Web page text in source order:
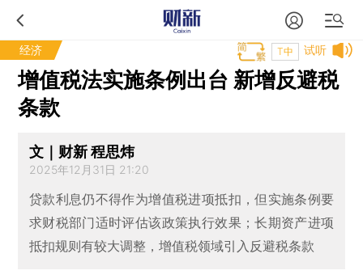
经济 试听
T中
增值税法实施条例出台 新增反避税
条款
文｜财新 程思炜
2025年12月31日 21:20
贷款利息仍不得作为增值税进项抵扣，但实施条例要
求财税部门适时评估该政策执行效果；长期资产进项
抵扣规则有较大调整，增值税领域引入反避税条款